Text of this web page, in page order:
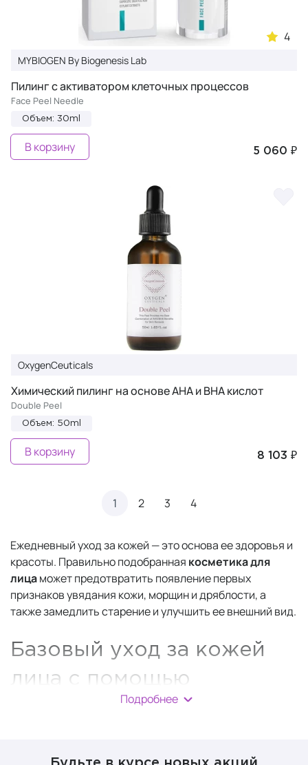
4
MYBIOGEN By Biogenesis Lab
Пилинг с активатором клеточных процессов
Face Peel Needle
Объем: 30ml
5 060 ₽
В корзину
OxygenCeuticals
Химический пилинг на основе АНА и ВНА кислот
Double Peel
Объем: 50ml
8 103 ₽
В корзину
1 2 3 4
Ежедневный уход за кожей — это основа ее здоровья и
красоты. Правильно подобранная косметика для
лицаможет предотвратить появление первых
признаков увядания кожи, морщин и дряблости, а
также замедлить старение и улучшить ее внешний вид.
Базовый уход за кожей
лица с помощью
косметики
загрязнения, невидимые невооруженным глазом.
Подробнее